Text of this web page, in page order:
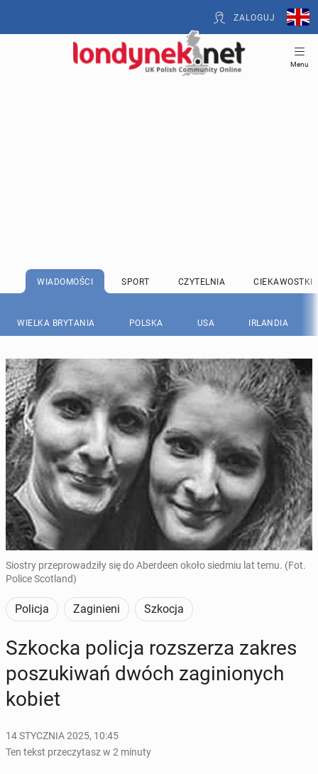
ZALOGUJ
Menu
WIADOMOŚCI SPORT CZYTELNIA CIEKAWOSTKI
WIELKA BRYTANIA POLSKA USA IRLANDIA
Siostry przeprowadziły się do Aberdeen około siedmiu lat temu. (Fot.
Police Scotland)
Policja Zaginieni Szkocja
Szkocka policja roz­sze­rza zakres
po­szu­ki­wań dwóch za­gi­nio­nych
kobiet
14 STYCZNIA 2025, 10:45
Ten tekst przeczytasz w 2 minuty